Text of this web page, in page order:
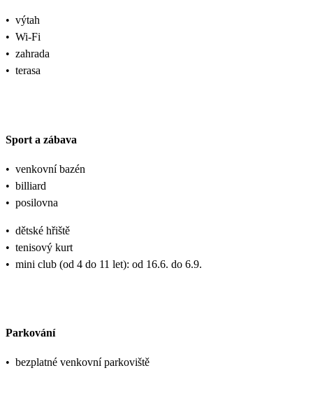
• výtah
• Wi-Fi
• zahrada
• terasa
Sport a zábava
• venkovní bazén
• billiard
• posilovna
• dětské hřiště
• tenisový kurt
• mini club (od 4 do 11 let): od 16.6. do 6.9.
Parkování
• bezplatné venkovní parkoviště